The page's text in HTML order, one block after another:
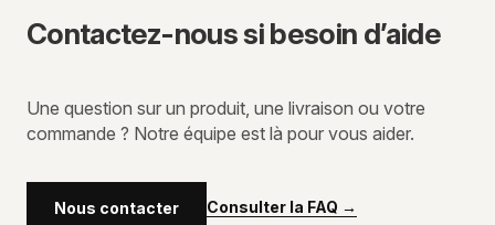
Contactez-nous si besoin d’aide
Une question sur un produit, une livraison ou votre
commande ? Notre équipe est là pour vous aider.
Nous contacter Consulter la FAQ →